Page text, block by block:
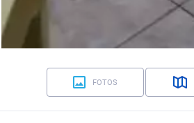
FOTOS